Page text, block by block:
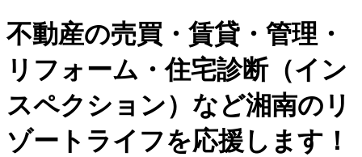
不動産の売買・賃貸・管理・
リフォーム・住宅診断（イン
スペクション）など湘南のリ
ゾートライフを応援します！